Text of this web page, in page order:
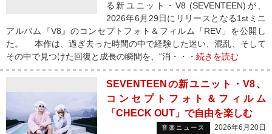
る新ユニット・V8 (SEVENTEEN)が、
2026年6月29日にリリースとなる1stミニ
アルバム『V8』のコンセプトフォト＆フィルム「REV」を公開し
た。 本作は、過ぎ去った時間の中で経験した迷い、混乱、そして
その中で見つけた回復と成長の瞬間を、“消・・・ 続きを読む
SEVENTEENの新ユニット・V8、
コンセプトフォト＆フィルム
「CHECK OUT」で自由を楽しむ
音楽ニュース 2026年6月20日